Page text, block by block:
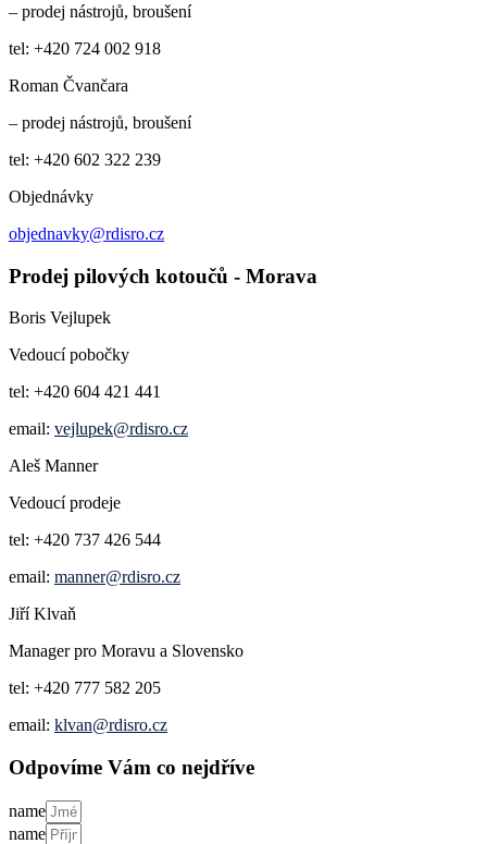
– prodej nástrojů, broušení
tel: +420 724 002 918
Roman Čvančara
– prodej nástrojů, broušení
tel: +420 602 322 239
Objednávky
objednavky@rdisro.cz
Prodej pilových kotoučů - Morava
Boris Vejlupek
Vedoucí pobočky
tel: +420 604 421 441
email: vejlupek@rdisro.cz
Aleš Manner
Vedoucí prodeje
tel: +420 737 426 544
email: manner@rdisro.cz
Jiří Klvaň
Manager pro Moravu a Slovensko
tel: +420 777 582 205
email: klvan@rdisro.cz
Odpovíme Vám co nejdříve
name
name